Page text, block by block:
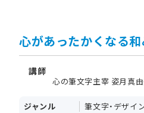
心があったかくなる
講師
心の筆文字主宰 姿月真
ジャンル 筆文字・デザイ